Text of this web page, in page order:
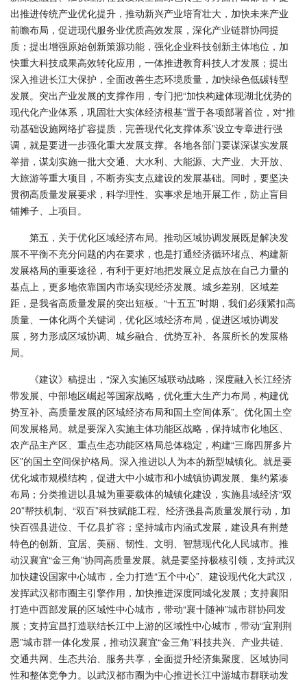
出推进传统产业优化提升，推动新兴产业培育壮大，加快未来产业
前瞻布局，促进现代服务业优质高效发展，深化产业链群协同提
质；提出增强原始创新策源功能，强化企业科技创新主体地位，加
快重大科技成果高效转化应用，一体推进教育科技人才发展；提出
深入推进长江大保护，全面改善生态环境质量，加快绿色低碳转型
发展。突出产业发展的支撑作用，专门把“加快构建体现湖北优势的
现代化产业体系，巩固壮大实体经济根基”置于各项部署首位，对“‌推
动基础设施网络扩容提质，完善现代化支撑体系”设立专章进行强
调，就是要进一步强化重大发展支撑。各地各部门要谋深谋实发展
举措，谋划实施一批大交通、大水利、大能源、大产业、大开放、
大旅游等重大项目，不断夯实支点建设的发展基础。同时，要坚决
贯彻高质量发展要求，科学理性、实事求是地开展工作，防止盲目
铺摊子、上项目。
第五，关于优化区域经济布局。推动区域协调发展既是解决发
展不平衡不充分问题的内在要求，也是打通经济循环堵点、构建新
发展格局的重要途径，有利于更好地把发展立足点放在自己力量的
基点上，更多地依靠国内市场实现经济发展。城乡差别、区域差
距，是我省高质量发展的突出短板。“十五五”时期，我们必须紧扣高
质量、一体化两个关键词，优化区域经济布局，促进区域协调发
展，努力形成区域协调、城乡融合、优势互补、各展所长的发展格
局。
《建议》稿提出，“深入实施区域联动战略，深度融入长江经济
带发展、中部地区崛起等国家战略，优化重大生产力布局，构建优
势互补、高质量发展的区域经济布局和国土空间体系”。优化国土空
间发展格局。就是要深入实施主体功能区战略，保持城市化地区、
农产品主产区、重点生态功能区格局总体稳定，构建“三廊四屏多片
区”的国土空间保护格局。深入推进以人为本的新型城镇化。就是要
优化城市规模结构，促进大中小城市和小城镇协调发展、集约紧凑
布局；分类推进以县城为重要载体的城镇化建设，实施县域经济“双
20”帮扶机制、“双百”科技赋能工程、经济强县高质量发展行动，加
快百强县进位、千亿县扩容；坚持城市内涵式发展，建设具有荆楚
特色的创新、宜居、美丽、韧性、文明、智慧现代化人民城市。推
动汉襄宜“金三角”协同高质量发展。就是要坚持极核引领，支持武汉
加快建设国家中心城市，全力打造“五个中心”、建设现代化大武汉，
发挥武汉都市圈主引擎作用，加快推进深度同城化发展；支持襄阳
打造中西部发展的区域性中心城市，带动“襄十随神”城市群协同发
展；支持宜昌打造联结长江中上游的区域性中心城市，带动“宜荆荆
恩”城市群一体化发展，推动汉襄宜“金三角”科技共兴、产业共链、
交通共网、生态共治、服务共享，全面提升经济集聚度、区域协同
性和整体竞争力。以武汉都市圈为中心推进长江中游城市群联动发